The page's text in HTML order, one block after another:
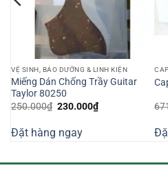
VỆ SINH, BẢO DƯỠNG & LINH KIỆN
Miếng Dán Chống Trầy Guitar
Taylor 80250
250.000₫ Giá
250.000₫.
230.000₫Giá
hiện
Đặt hàng ngay